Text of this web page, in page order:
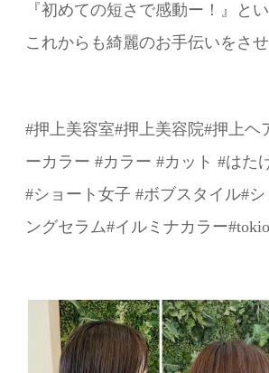
『初めての短さで感動ー！』と
これからも綺麗のお手伝いをさせ
#押上美容室#押上美容院#押上
ーカラー #カラー #カット #はた
#ショート女子 #ボブスタイル#
ングセラム#イルミナカラー